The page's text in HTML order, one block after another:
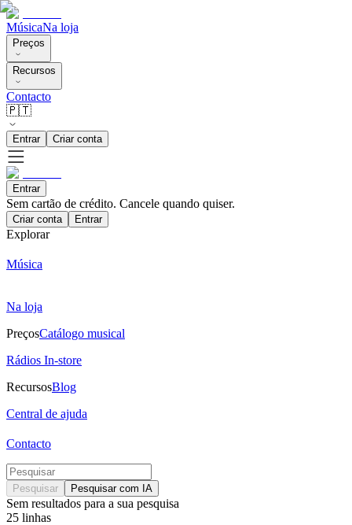
MúsicaNa loja
Preços
Recursos
Contacto
🇵🇹
Entrar Criar conta
Entrar
Sem cartão de crédito. Cancele quando quiser.
Criar conta Entrar
Explorar
Música
Na loja
PreçosCatálogo musical
Rádios In-store
RecursosBlog
Central de ajuda
Contacto
Pesquisar Pesquisar com IA
Sem resultados para a sua pesquisa
25 linhas